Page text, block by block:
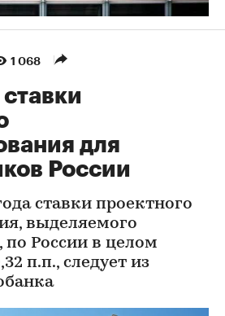
1 068
для
России
ставки проектного
выделяемого
России в целом
п.п., следует из